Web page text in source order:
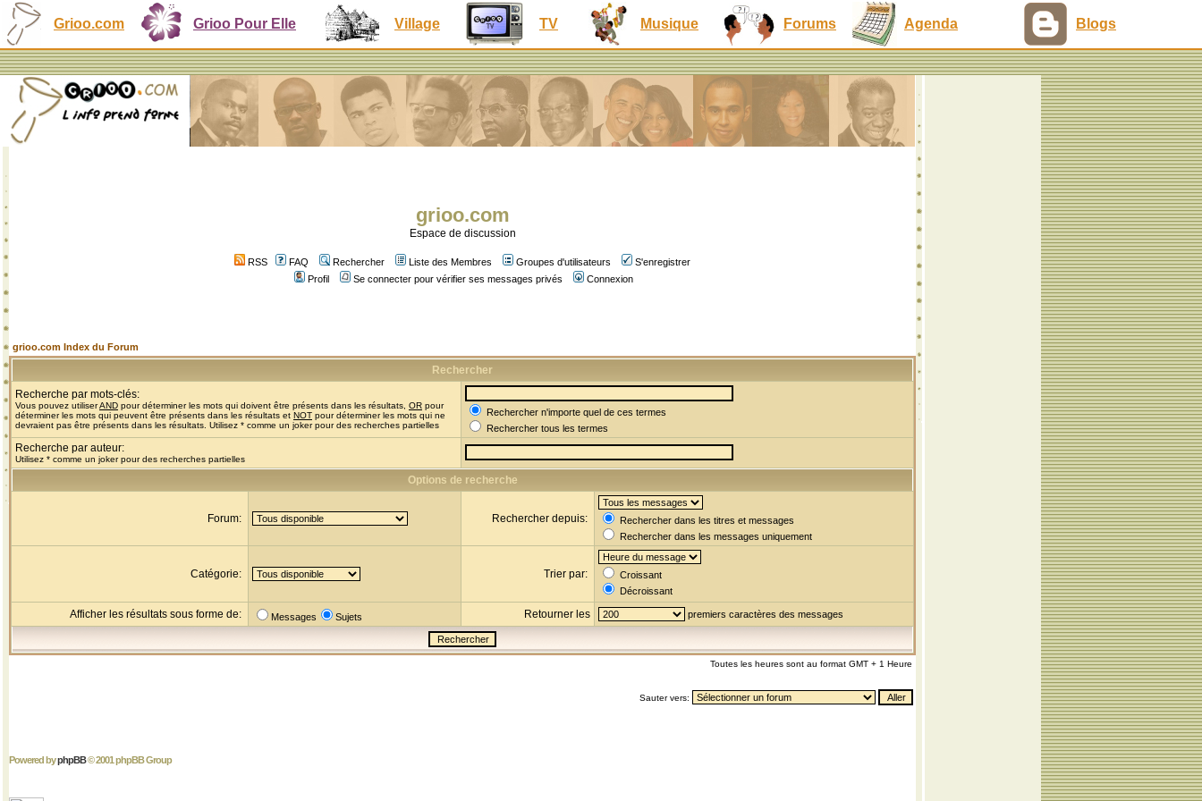
Grioo.com Grioo Pour Elle Village TV Musique Forums Agenda Blogs
grioo.com
Espace de discussion
RSS FAQ Rechercher Liste des Membres Groupes d'utilisateurs
S'enregistrer
Profil
Se connecter pour vérifier ses messages privés Connexion
grioo.com Index du Forum
Rechercher
Recherche par mots-clés:
Vous pouvez utiliserAND pour déterminer les mots qui doivent être présents dans les résultats, OR pour
déterminer les mots qui peuvent être présents dans les résultats et NOT pour déterminer les mots qui ne
devraient pas être présents dans les résultats. Utilisez * comme un joker pour des recherches partielles
Rechercher n'importe quel de ces termes
Rechercher tous les termes
Recherche par auteur:
Utilisez * comme un joker pour des recherches partielles
Options de recherche
Forum: Rechercher depuis:
Rechercher dans les titres et messages
Rechercher dans les messages uniquement
Catégorie: Trier par:
Croissant
Décroissant
Afficher les résultats sous forme de: Messages Sujets Retourner les premiers caractères des messages
Toutes les heures sont au format GMT + 1 Heure
Sauter vers:
Powered byphpBB© 2001 phpBB Group